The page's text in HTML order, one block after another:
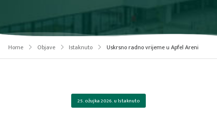
Home Objave Istaknuto Uskrsno radno vrijeme u Apfel Areni
25. ožujka 2026.u Istaknuto